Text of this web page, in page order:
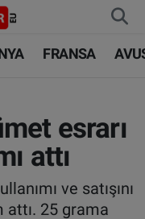
FRANSA
esrarı
attı
ve satışını
attı. 25 grama